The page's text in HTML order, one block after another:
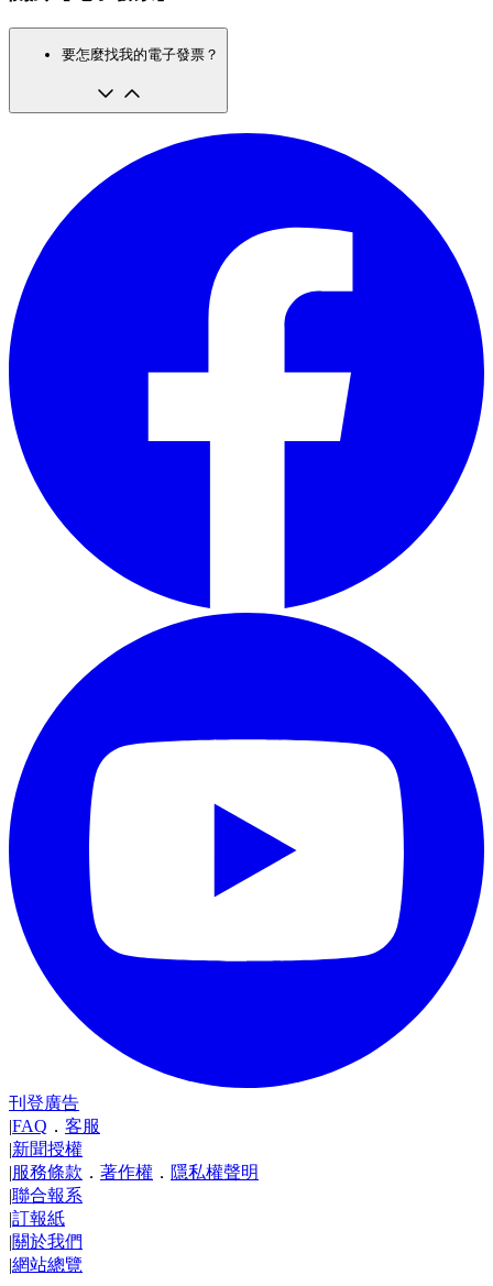
要怎麼找我的電子發票？
刊登廣告
|FAQ ． 客服
|新聞授權
|服務條款 ． 著作權 ． 隱私權聲明
|聯合報系
|訂報紙
|關於我們
|網站總覽